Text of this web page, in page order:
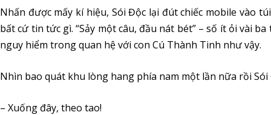
Nhấn được mấy kí hiệu, Sói Độc lại đút chiếc mobile vào
bất cứ tin tức gì. “Sảy một câu, đầu nát bét” – số ít ỏi vài
nguy hiểm trong quan hệ với con Cú Thành Tinh như vậy.
Nhìn bao quát khu lòng hang phía nam một lần nữa rồi Sói
– Xuống đây, theo tao!